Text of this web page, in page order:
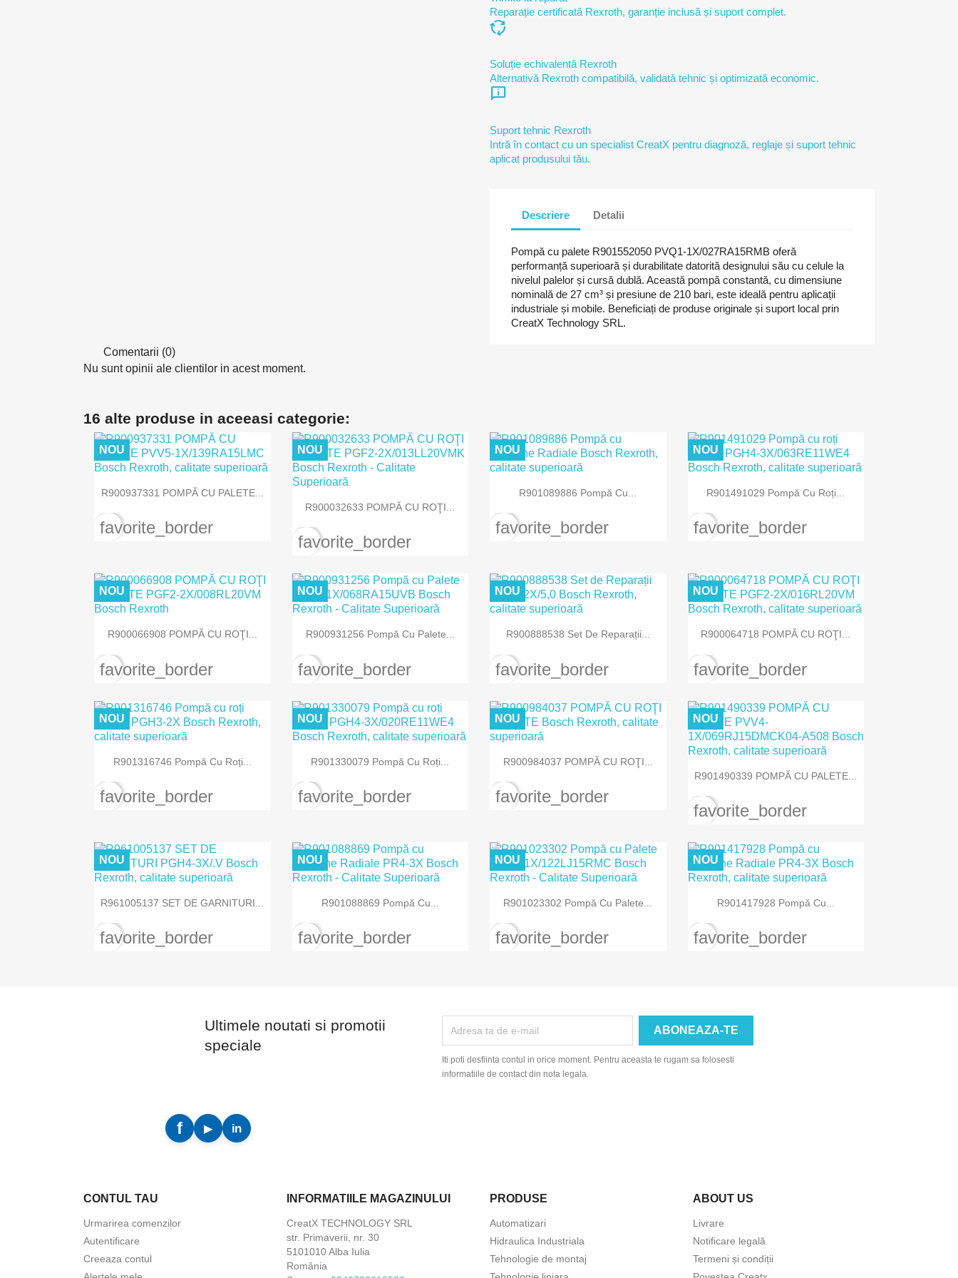
Reparație certificată Rexroth, garanție inclusă și suport complet.
cycle
Soluție echivalentă Rexroth
Alternativă Rexroth compatibilă, validată tehnic și optimizată economic.
chat_info
Suport tehnic Rexroth
Intră în contact cu un specialist CreatX pentru diagnoză, reglaje și suport tehnic
aplicat produsului tău.
Descriere Detalii
Pompă cu palete R901552050 PVQ1-1X/027RA15RMB oferă
performanță superioară și durabilitate datorită designului său cu celule la
nivelul palelor și cursă dublă. Această pompă constantă, cu dimensiune
nominală de 27 cm³ și presiune de 210 bari, este ideală pentru aplicații
industriale și mobile. Beneficiați de produse originale și suport local prin
CreatX Technology SRL.
Comentarii (0)
Nu sunt opinii ale clientilor in acest moment.
16 alte produse in aceeasi categorie:
 Vizualizare rapida
R900937331 POMPĂ CU PALETE...
NOU
favorite_border
 Vizualizare rapida
R900032633 POMPĂ CU ROŢI...
NOU
favorite_border
 Vizualizare rapida
R901089886 Pompă Cu...
NOU
favorite_border
 Vizualizare rapida
R901491029 Pompă Cu Roți...
NOU
favorite_border
 Vizualizare rapida
R900066908 POMPĂ CU ROŢI...
NOU
favorite_border
 Vizualizare rapida
R900931256 Pompă Cu Palete...
NOU
favorite_border
 Vizualizare rapida
R900888538 Set De Reparații...
NOU
favorite_border
 Vizualizare rapida
R900064718 POMPĂ CU ROŢI...
NOU
favorite_border
 Vizualizare rapida
R901316746 Pompă Cu Roți...
NOU
favorite_border
 Vizualizare rapida
R901330079 Pompă Cu Roți...
NOU
favorite_border
 Vizualizare rapida
R900984037 POMPĂ CU ROŢI...
NOU
favorite_border
 Vizualizare rapida
R901490339 POMPĂ CU PALETE...
NOU
favorite_border
 Vizualizare rapida
R961005137 SET DE GARNITURI...
NOU
favorite_border
 Vizualizare rapida
R901088869 Pompă Cu...
NOU
favorite_border
 Vizualizare rapida
R901023302 Pompă Cu Palete...
NOU
favorite_border
 Vizualizare rapida
R901417928 Pompă Cu...
NOU
favorite_border
Ultimele noutati si promotii
speciale
Iti poti desfiinta contul in orice moment. Pentru aceasta te rugam sa folosesti
informatiile de contact din nota legala.
CONTUL TAU
Urmarirea comenzilor
Autentificare
Creeaza contul
INFORMATIILE MAGAZINULUI
CreatX TECHNOLOGY SRL
str. Primaverii, nr. 30
5101010 Alba Iulia
România
PRODUSE
Automatizari
Hidraulica Industriala
Tehnologie de montaj
ABOUT US
Livrare
Notificare legală
Termeni și condiții